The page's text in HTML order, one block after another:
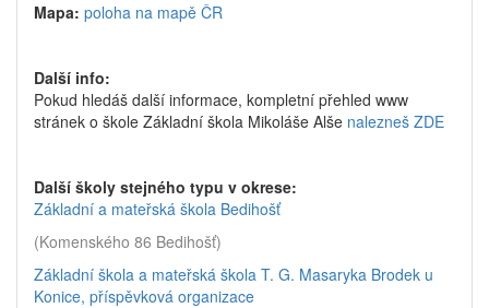
Mapa: poloha na mapě ČR
Další info:
Pokud hledáš další informace, kompletní přehled www
stránek o škole Základní škola Mikoláše Alše nalezneš ZDE
Další školy stejného typu v okrese:
Základní a mateřská škola Bedihošť
(Komenského 86 Bedihošť)
Základní škola a mateřská škola T. G. Masaryka Brodek u
Konice, příspěvková organizace